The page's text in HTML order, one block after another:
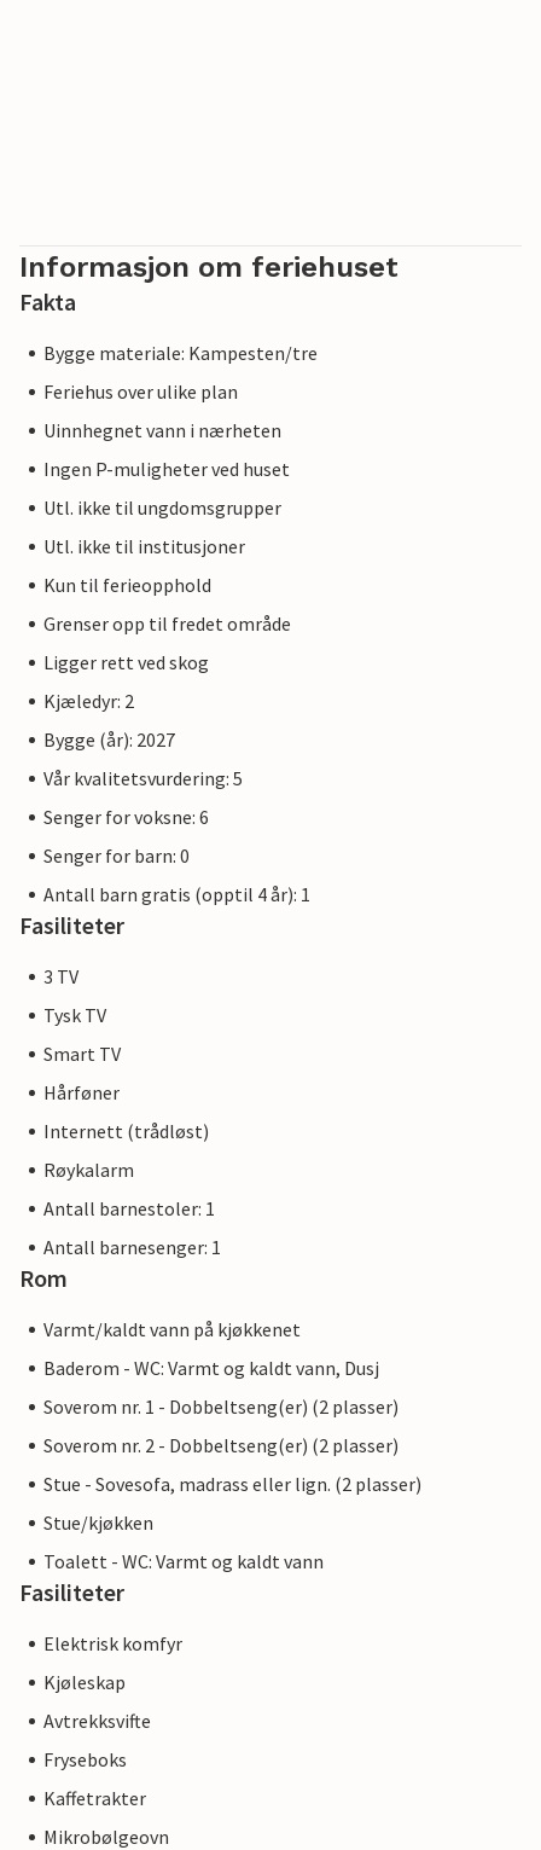
Informasjon om feriehuset
Fakta
Bygge materiale: Kampesten/tre
Feriehus over ulike plan
Uinnhegnet vann i nærheten
Ingen P-muligheter ved huset
Utl. ikke til ungdomsgrupper
Utl. ikke til institusjoner
Kun til ferieopphold
Grenser opp til fredet område
Ligger rett ved skog
Kjæledyr: 2
Bygge (år): 2027
Vår kvalitetsvurdering: 5
Senger for voksne: 6
Senger for barn: 0
Antall barn gratis (opptil 4 år): 1
Fasiliteter
3 TV
Tysk TV
Smart TV
Hårføner
Internett (trådløst)
Røykalarm
Antall barnestoler: 1
Antall barnesenger: 1
Rom
Varmt/kaldt vann på kjøkkenet
Baderom - WC: Varmt og kaldt vann, Dusj
Soverom nr. 1 - Dobbeltseng(er) (2 plasser)
Soverom nr. 2 - Dobbeltseng(er) (2 plasser)
Stue - Sovesofa, madrass eller lign. (2 plasser)
Stue/kjøkken
Toalett - WC: Varmt og kaldt vann
Fasiliteter
Elektrisk komfyr
Kjøleskap
Avtrekksvifte
Fryseboks
Kaffetrakter
Mikrobølgeovn